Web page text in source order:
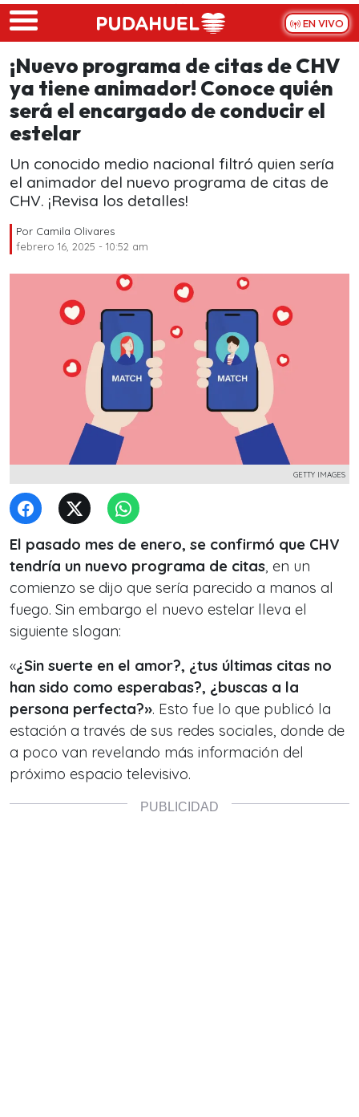
Skip to main content
EN VIVO
¡Nuevo programa de citas de CHV
ya tiene animador! Conoce quién
será el encargado de conducir el
estelar
Un conocido medio nacional filtró quien sería
el animador del nuevo programa de citas de
CHV. ¡Revisa los detalles!
Por Camila Olivares
febrero 16, 2025 - 10:52 am
GETTY IMAGES
El pasado mes de enero, se confirmó que CHV
tendría un nuevo programa de citas, en un
comienzo se dijo que sería parecido a manos al
fuego. Sin embargo el nuevo estelar lleva el
siguiente slogan:
«¿Sin suerte en el amor?, ¿tus últimas citas no
han sido como esperabas?, ¿buscas a la
persona perfecta?». Esto fue lo que publicó la
estación a través de sus redes sociales, donde de
a poco van revelando más información del
próximo espacio televisivo.